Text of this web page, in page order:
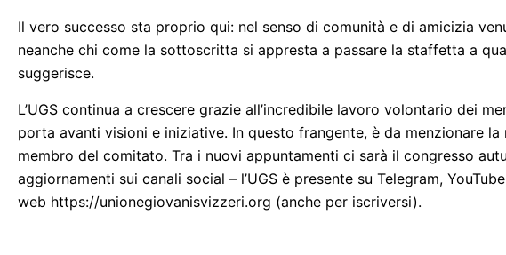
Il vero successo sta proprio qui: nel senso di comunità e di amicizia
neanche chi come la sottoscritta si appresta a passare la staffetta a
suggerisce.
L’UGS continua a crescere grazie all’incredibile lavoro volontario dei
porta avanti visioni e iniziative. In questo frangente, è da menzionare
membro del comitato. Tra i nuovi appuntamenti ci sarà il congresso
aggiornamenti sui canali social – l’UGS è presente su Telegram,
web https://unionegiovanisvizzeri.org (anche per iscriversi).